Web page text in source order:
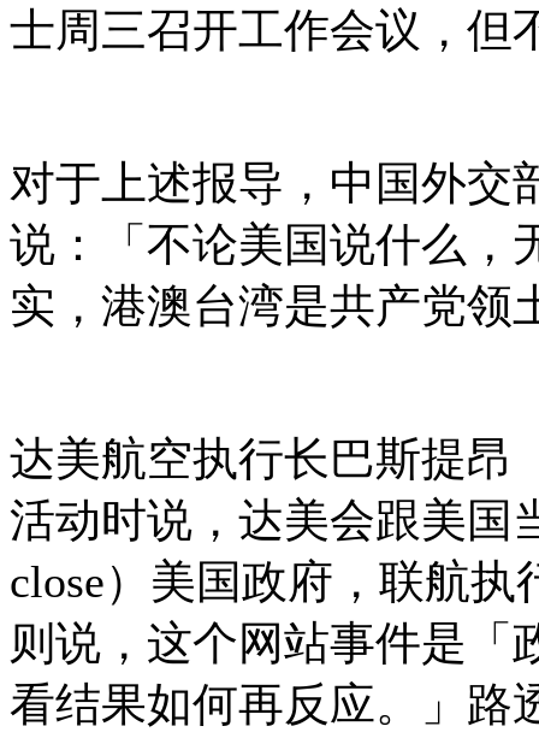
士周三召开工作会议，但
对于上述报导，中国外交
说：「不论美国说什么，
实，港澳台湾是共产党领
达美航空执行长巴斯提昂
活动时说，达美会跟美国
close）美国政府，联航执
则说，这个网站事件是「
看结果如何再反应。」路